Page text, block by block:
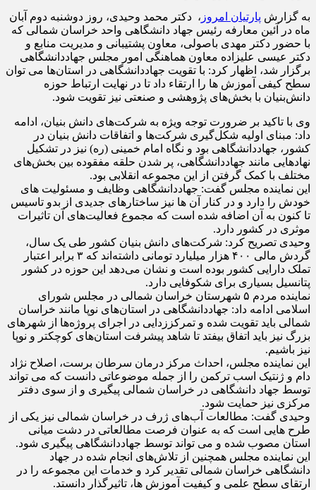
به گزارش پارتیان امروز ، دکتر محمد وحیدی، روز دوشنبه دوم آبان
ماه در آئین معارفه رئیس جهاد دانشگاهی واحد خراسان شمالی که
با حضور دکتر مهدی باصولی، معاون پشتیبانی و مدیریت منابع و
دکتر عیسی علیزاده معاون هماهنگی امور مجلس جهاددانشگاهی
برگزار شد، اظهار کرد: با تقویت جهاددانشگاهی در استان‌ها می توان
سطح کیفی آموزش ها را ارتقاء داد تا در نهایت ارتباط حوزه
دانش‌بنیان با بخش‌های پژوهشی و صنعتی نیز تقویت شود.
وی با تاکید بر ضرورت توجه ویژه به شرکت‌های دانش بنیان، ادامه
داد: مبنای اولیه شکل‌گیری شرکت‌ها و اتفاقات دانش بنیان در
کشور، جهاددانشگاهی بود و نگاه امام خمینی (ره) نیز در تشکیل
نهادهایی مانند جهاددانشگاهی، پر شدن حلقه مفقوده بین بخش‌های
مختلف با کمک گرفتن از این مجموعه انقلابی بود.
این نماینده مجلس گفت: جهاددانشگاهی وظایف و مسئولیت های
خودش را دارد و در کنار آن ها نیز ساختارهای جدیدی از بدو تاسیس
تا کنون به آن اضافه شده است که مجموع فعالیت‌های آن تاثیرات
موثری در کشور دارد.
وحیدی تصریح کرد: شرکت‌های دانش بنیان کشور طی یک سال،
گردش مالی ۴۰۰ هزار میلیارد تومانی داشته‌اند که ۳ برابر اعتبار
تملک دارایی کشور بوده است و نشان می‌دهد این حوزه در کشور
پتانسیل بسیاری برای شکوفایی دارد.
نماینده مردم ۵ شهرستان خراسان شمالی در مجلس شورای
اسلامی ادامه داد: جهاددانشگاهی در استان‌های نوپا مانند خراسان
شمالی باید تقویت شده و تمرکززدایی در اجرای پروژه‌ها از شهرهای
بزرگ نیز باید اتفاق بیفتد تا شاهد پیشرفت استان‌های کوچکتر و نوپا
نیز باشیم.
این نماینده مجلس، احداث مرکز درمان سرطان برست، اصلاح نژاد
دام و ژنتیک اسب ترکمن را از جمله موضوعاتی دانست که می تواند
توسط جهاد دانشگاهی در خراسان شمالی پیگیری و از سوی دفتر
مرکزی نیز حمایت شود.
وحیدی گفت: مطالعات آب‌های ژرف در خراسان شمالی نیز یکی از
طرح هایی است که به عنوان فرصت مطالعاتی در دشت میانی
استان مصوب شده و می تواند توسط جهاددانشگاهی پیگیری شود.
این نماینده مجلس همچنین از تلاش‌های انجام شده در جهاد
دانشگاهی خراسان شمالی تقدیر کرد و خدمات این مجموعه را در
ارتقای سطح علمی و کیفیت آموزش ها، تاثیرگذار دانستد.